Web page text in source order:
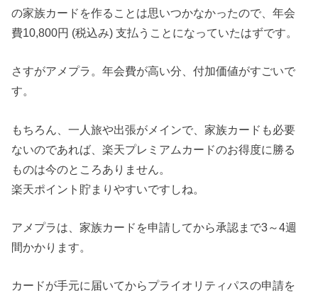
の家族カードを作ることは思いつかなかったので、年会
費10,800円 (税込み) 支払うことになっていたはずです。
さすがアメプラ。年会費が高い分、付加価値がすごいで
す。
もちろん、一人旅や出張がメインで、家族カードも必要
ないのであれば、楽天プレミアムカードのお得度に勝る
ものは今のところありません。
楽天ポイント貯まりやすいですしね。
アメプラは、家族カードを申請してから承認まで3～4週
間かかります。
カードが手元に届いてからプライオリティパスの申請を